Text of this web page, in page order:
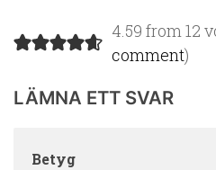
4.59 from 12
comment)
LÄMNA ETT SVAR
Betyg